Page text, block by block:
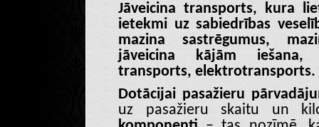
Jāveicina transports, kura
ietekmi uz sabiedrības
mazina sastrēgumus,
jāveicina kājām iešana,
transports, elektrotransports.
Dotācijai pasažieru
uz pasažieru skaitu un